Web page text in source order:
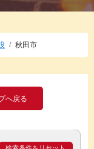
秋田市
へ戻る